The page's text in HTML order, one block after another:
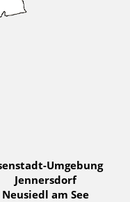
Umgebung
Jennersdorf
Neusiedl am See